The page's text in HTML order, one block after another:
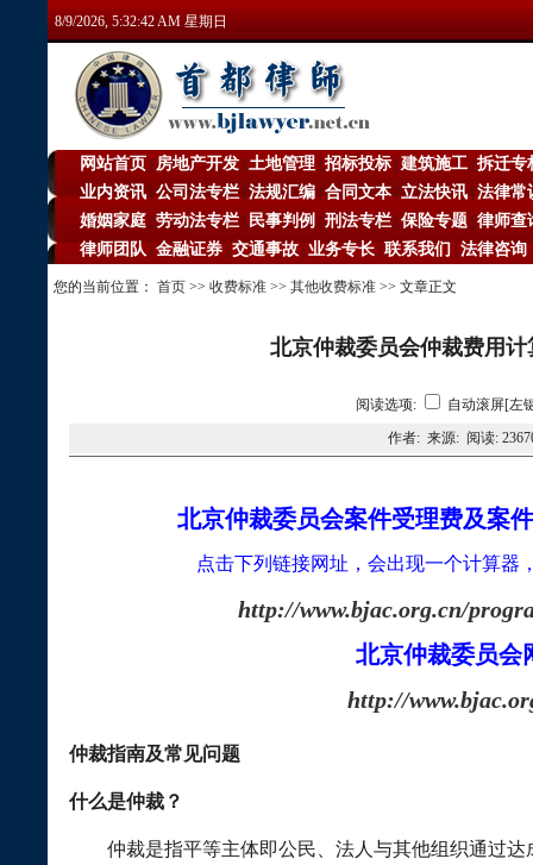
8/9/2026, 5:32:42 AM 星期日
网站首页 房地产开发 土地管理 招标投标 建筑施工 拆迁专
业内资讯 公司法专栏 法规汇编 合同文本 立法快讯 法律常
婚姻家庭 劳动法专栏 民事判例 刑法专栏 保险专题 律师查
律师团队 金融证券 交通事故 业务专长 联系我们 法律咨询
您的当前位置： 首页 >> 收费标准 >> 其他收费标准 >> 文章正文
北京仲裁委员会仲裁费用
阅读选项:
自动滚屏[左
作者: 来源: 阅读:
北京仲裁委员会案件受理费及案
点击下列链接网址，会出现一个计算器
http://www.bjac.org.cn/
北京仲裁委员会
http://
仲裁指南及常见问题
什么是仲裁？
仲裁是指平等主体即公民、法人与其他组织通过达